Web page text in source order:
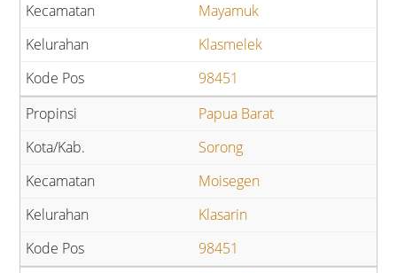
Mayamuk
Klasmelek
98451
Papua Barat
Sorong
Moisegen
Klasarin
98451